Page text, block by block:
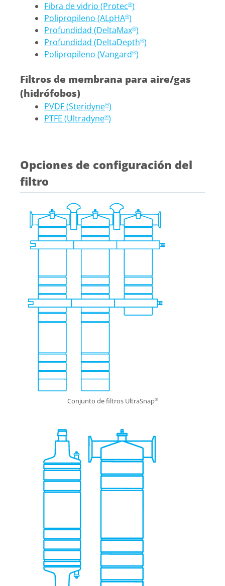
Fibra de vidrio (Protec®)
Polipropileno (ALpHA®)
Profundidad (DeltaMax®)
Profundidad (DeltaDepth®)
Polipropileno (Vangard®)
Filtros de membrana para aire/gas
(hidrófobos)
PVDF (Steridyne®)
PTFE (Ultradyne®)
Opciones de configuración del
filtro
Conjunto de filtros UltraSnap®